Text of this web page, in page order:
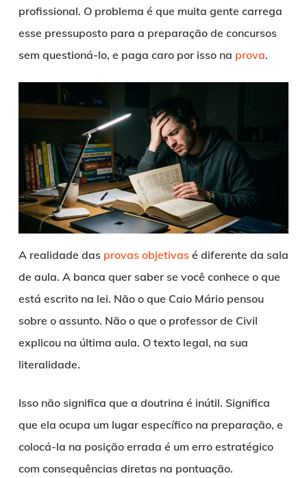
profissional. O problema é que muita gente carrega
esse pressuposto para a preparação de concursos
sem questioná-lo, e paga caro por isso na prova.
A realidade das provas objetivasé diferente da sala
de aula. A banca quer saber se você conhece o que
está escrito na lei. Não o que Caio Mário pensou
sobre o assunto. Não o que o professor de Civil
explicou na última aula. O texto legal, na sua
literalidade.
Isso não significa que a doutrina é inútil. Significa
que ela ocupa um lugar específico na preparação, e
colocá-la na posição errada é um erro estratégico
com consequências diretas na pontuação.